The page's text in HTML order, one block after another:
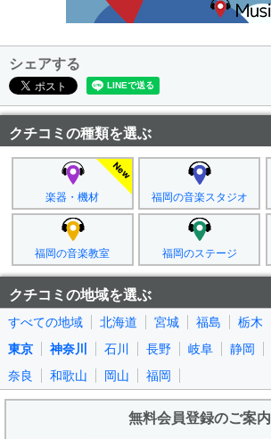
シェアする
クチコミの種類を選ぶ
楽器・機材 福岡の音楽スタジオ
福岡の音楽教室 福岡のステージ
クチコミの地域を選ぶ
すべての地域 北海道 宮城 福島 栃木
東京
神奈川 石川 長野 岐阜 静岡
奈良
和歌山 岡山 福岡
無料会員登録のご案内